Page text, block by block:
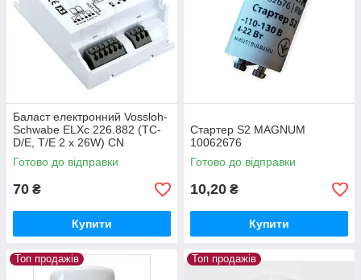
Баласт електронний Vossloh-
Schwabe ELXc 226.882 (TC-
D/E, T/E 2 x 26W) CN
Готово до відправки
70 ₴
Купити
Стартер S2 MAGNUM
10062676
Готово до відправки
10,20 ₴
Купити
Топ продажів Топ продажів